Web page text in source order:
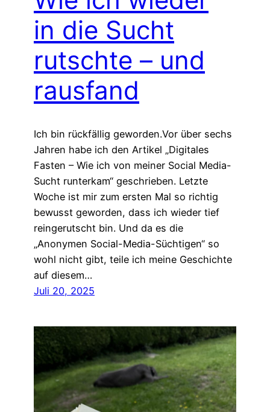
in die Sucht
rutschte – und
rausfand
Ich bin rückfällig geworden.Vor über sechs
Jahren habe ich den Artikel „Digitales
Fasten – Wie ich von meiner Social Media-
Sucht runterkam“ geschrieben. Letzte
Woche ist mir zum ersten Mal so richtig
bewusst geworden, dass ich wieder tief
reingerutscht bin. Und da es die
„Anonymen Social-Media-Süchtigen“ so
wohl nicht gibt, teile ich meine Geschichte
auf diesem…
Juli 20, 2025